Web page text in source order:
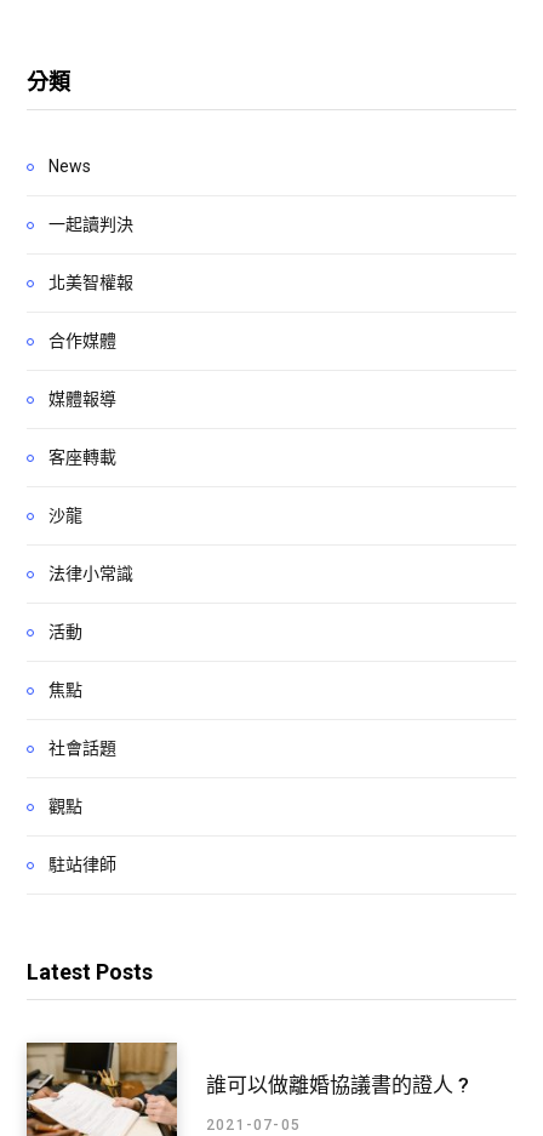
分類
News
一起讀判決
北美智權報
合作媒體
媒體報導
客座轉載
沙龍
法律小常識
活動
焦點
社會話題
觀點
駐站律師
Latest Posts
誰可以做離婚協議書的證人 ?
2021-07-05